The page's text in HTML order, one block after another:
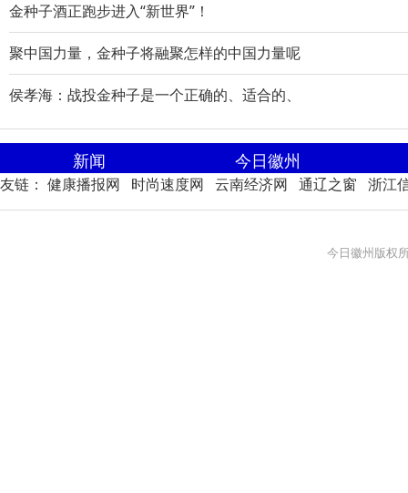
金种子酒正跑步进入“新世界”！
聚中国力量，金种子将融聚怎样的中国力量呢
侯孝海：战投金种子是一个正确的、适合的、
新闻 今日徽州
友链： 健康播报网 时尚速度网 云南经济网 通辽之窗 浙江
今日徽州版权